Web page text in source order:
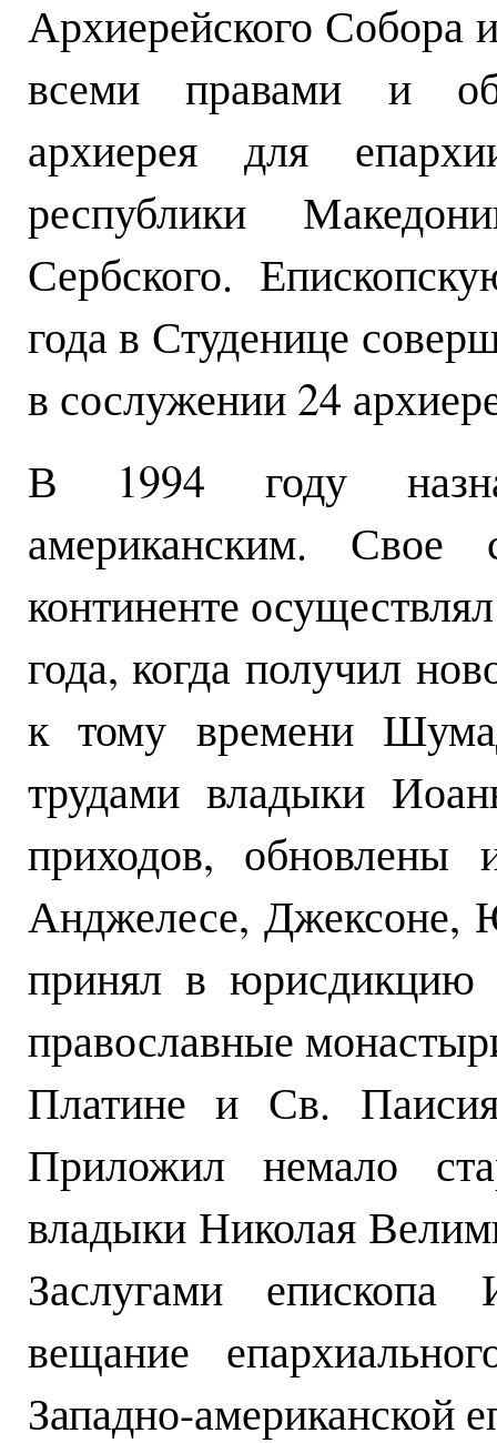
Архиерейского Собора
всеми правами и
архиерея для
республики
Сербского.
года в Студенице
в сослужении 24
В 1994 году
американским. Свое
континенте
года, когда получил
к тому времени
трудами владыки
приходов,
Анджелесе,
принял в юрисдикцию
православные
Платине и Св.
Приложил немало
владыки Николая
Заслугами епископа
вещание
Западно-американской